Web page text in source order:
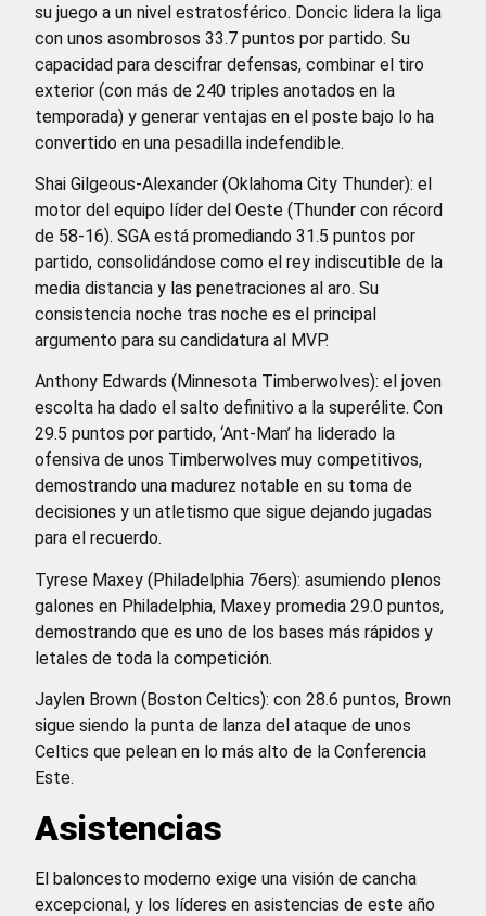
su juego a un nivel estratosférico. Doncic lidera la liga
con unos asombrosos 33.7 puntos por partido. Su
capacidad para descifrar defensas, combinar el tiro
exterior (con más de 240 triples anotados en la
temporada) y generar ventajas en el poste bajo lo ha
convertido en una pesadilla indefendible.
Shai Gilgeous-Alexander (Oklahoma City Thunder): el
motor del equipo líder del Oeste (Thunder con récord
de 58-16). SGA está promediando 31.5 puntos por
partido, consolidándose como el rey indiscutible de la
media distancia y las penetraciones al aro. Su
consistencia noche tras noche es el principal
argumento para su candidatura al MVP.
Anthony Edwards (Minnesota Timberwolves): el joven
escolta ha dado el salto definitivo a la superélite. Con
29.5 puntos por partido, ‘Ant-Man’ ha liderado la
ofensiva de unos Timberwolves muy competitivos,
demostrando una madurez notable en su toma de
decisiones y un atletismo que sigue dejando jugadas
para el recuerdo.
Tyrese Maxey (Philadelphia 76ers): asumiendo plenos
galones en Philadelphia, Maxey promedia 29.0 puntos,
demostrando que es uno de los bases más rápidos y
letales de toda la competición.
Jaylen Brown (Boston Celtics): con 28.6 puntos, Brown
sigue siendo la punta de lanza del ataque de unos
Celtics que pelean en lo más alto de la Conferencia
Este.
Asistencias
El baloncesto moderno exige una visión de cancha
excepcional, y los líderes en asistencias de este año